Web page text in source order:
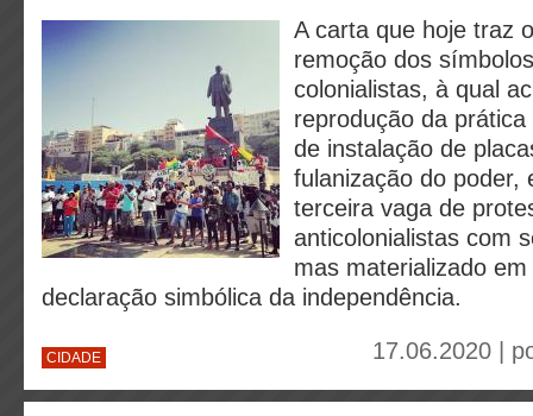
A carta que hoje traz
remoção dos
colonialistas, à qual
reprodução da
de instalação de
fulanização do poder,
terceira vaga de
anticolonialistas com
mas materializado
declaração simbólica da independência.
CIDADE 17.06.2020 |